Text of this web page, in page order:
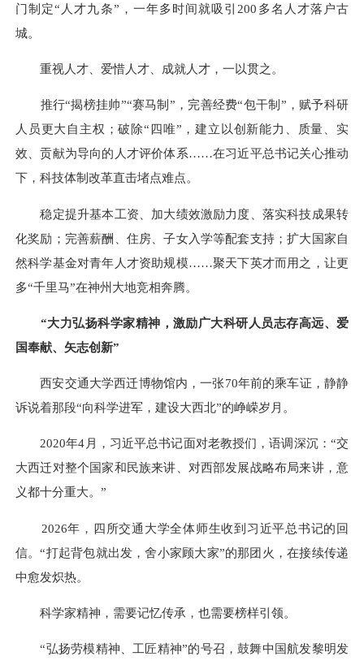
门制定“人才九条”，一年多时间就吸引200多名人才落户古
城。
重视人才、爱惜人才、成就人才，一以贯之。
推行“揭榜挂帅”“赛马制”，完善经费“包干制”，赋予科研
人员更大自主权；破除“四唯”，建立以创新能力、质量、实
效、贡献为导向的人才评价体系……在习近平总书记关心推动
下，科技体制改革直击堵点难点。
稳定提升基本工资、加大绩效激励力度、落实科技成果转
化奖励；完善薪酬、住房、子女入学等配套支持；扩大国家自
然科学基金对青年人才资助规模……聚天下英才而用之，让更
多“千里马”在神州大地竞相奔腾。
“大力弘扬科学家精神，激励广大科研人员志存高远、爱
国奉献、矢志创新”
西安交通大学西迁博物馆内，一张70年前的乘车证，静静
诉说着那段“向科学进军，建设大西北”的峥嵘岁月。
2020年4月，习近平总书记面对老教授们，语调深沉：“交
大西迁对整个国家和民族来讲、对西部发展战略布局来讲，意
义都十分重大。”
2026年，四所交通大学全体师生收到习近平总书记的回
信。“打起背包就出发，舍小家顾大家”的那团火，在接续传递
中愈发炽热。
科学家精神，需要记忆传承，也需要榜样引领。
“弘扬劳模精神、工匠精神”的号召，鼓舞中国航发黎明发